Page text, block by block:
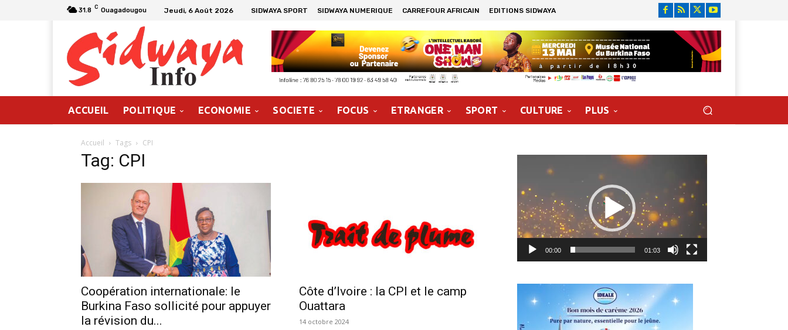
31.8 C Ouagadougou Jeudi, 6 Août 2026 SIDWAYA SPORT SIDWAYA NUMERIQUE CARREFOUR AFRICAIN EDITIONS SIDWAYA
ACCUEIL POLITIQUE ECONOMIE SOCIETE FOCUS ETRANGER SPORT CULTURE PLUS
Accueil Tags CPI
Tag: CPI
Coopération internationale: le
Burkina Faso sollicité pour appuyer
la révision du...
Côte d’Ivoire : la CPI et le camp
Ouattara
14 octobre 2024
00:00 01:03